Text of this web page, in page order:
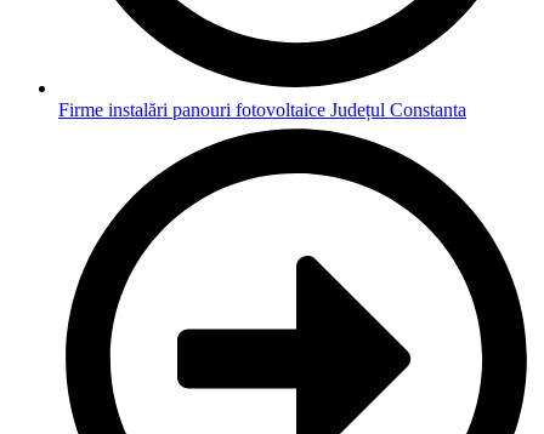
Firme instalări panouri fotovoltaice Județul Constanta